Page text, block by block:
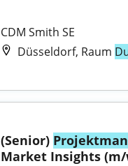
CDM Smith SE
Düsseldorf, Raum
(Senior)
Market Insights